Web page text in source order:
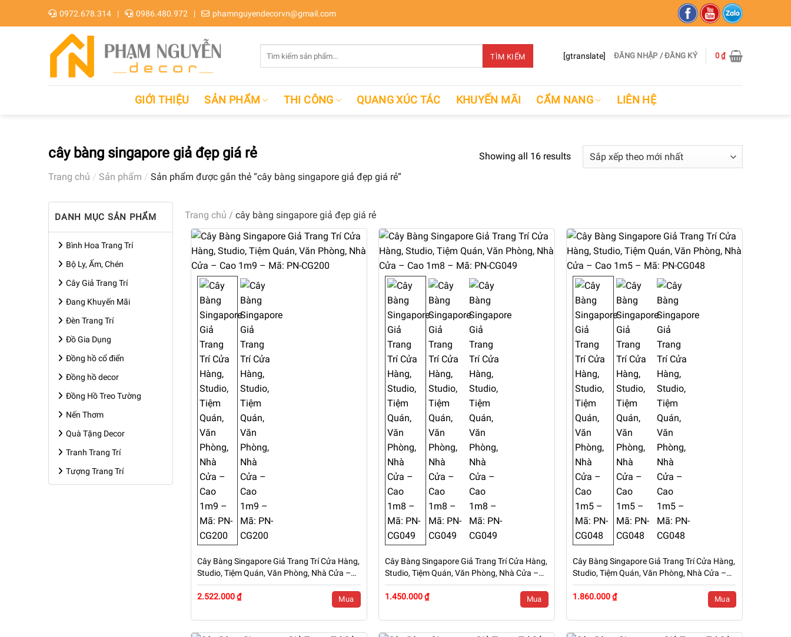
0972.678.314 0986.480.972 phamnguyendecorvn@gmail.com
Tìm
kiếm:
TÌM KIẾM [gtranslate] ĐĂNG NHẬP / ĐĂNG KÝ 0₫
GIỚI THIỆU SẢN PHẨM THI CÔNG QUANG XÚC TÁC KHUYẾN MÃI CẨM NANG LIÊN HỆ
cây bàng singapore giả đẹp giá rẻ
Trang chủ / Sản phẩm / Sản phẩm được gắn thẻ “cây bàng singapore giả đẹp giá rẻ”
Showing all 16 results
DANH MỤC SẢN PHẨM
Bình Hoa Trang Trí
Bộ Ly, Ấm, Chén
Cây Giả Trang Trí
Đang Khuyến Mãi
Đèn Trang Trí
Đồ Gia Dụng
Đồng hồ cổ điển
Đồng hồ decor
Đồng Hồ Treo Tường
Nến Thơm
Quà Tặng Decor
Tranh Trang Trí
Tượng Trang Trí
Trang chủ / cây bàng singapore giả đẹp giá rẻ
Cây Bàng Singapore Giả Trang Trí Cửa Hàng,
Studio, Tiệm Quán, Văn Phòng, Nhà Cửa –
Cao 1m9 – Mã: PN-CG200
2.522.000 ₫
Mua
Cây Bàng Singapore Giả Trang Trí Cửa Hàng,
Studio, Tiệm Quán, Văn Phòng, Nhà Cửa –
Cao 1m8 – Mã: PN-CG049
1.450.000 ₫
Mua
Cây Bàng Singapore Giả Trang Trí Cửa Hàng,
Studio, Tiệm Quán, Văn Phòng, Nhà Cửa –
Cao 1m5 – Mã: PN-CG048
1.860.000 ₫
Mua